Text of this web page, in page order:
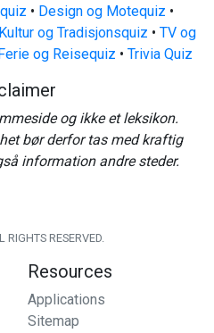
• Design og Motequiz •
og Tradisjonsquiz • TV og
og Reisequiz • Trivia Quiz
og ikke et leksikon.
bør derfor tas med kraftig
information andre steder.
RESERVED.
Resources
Applications
Sitemap